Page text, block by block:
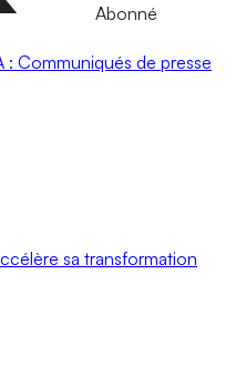
Abonné
: Communiqués de presse
sa transformation